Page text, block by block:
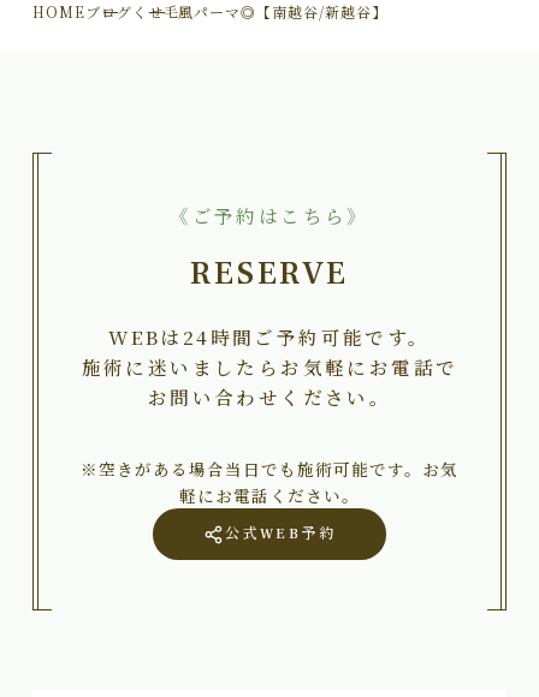
HOMEブログ くせ毛風パーマ◎【南越谷/新越谷】
《ご予約はこちら》
RESERVE
WEBは24時間ご予約可能です。
施術に迷いましたらお気軽にお電話で
お問い合わせください。
※空きがある場合当日でも施術可能です。お気
軽にお電話ください。
公式WEB予約